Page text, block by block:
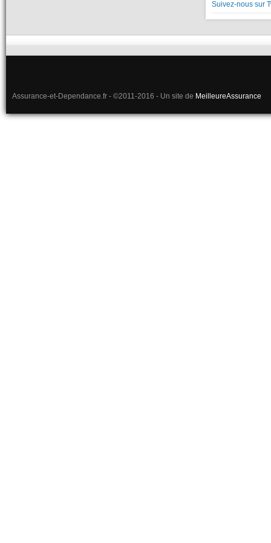
Suivez-nous sur
Assurance-et-Dependance.fr - ©2011-2016 - Un site de MeilleureAssurance